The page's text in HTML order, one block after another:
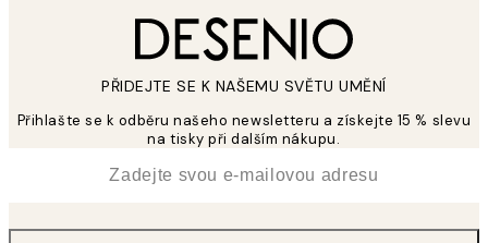
PŘIDEJTE SE K NAŠEMU SVĚTU UMĚNÍ
Přihlašte se k odběru našeho newsletteru a získejte 15 % slevu
na tisky při dalším nákupu.